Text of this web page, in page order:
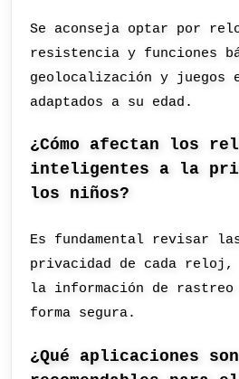
Se aconseja optar por
resistencia y funciones
geolocalización y juegos
adaptados a su edad.
¿Cómo afectan los
inteligentes a la
los niños?
Es fundamental revisar
privacidad de cada reloj,
la información de rastreo
forma segura.
¿Qué aplicaciones son